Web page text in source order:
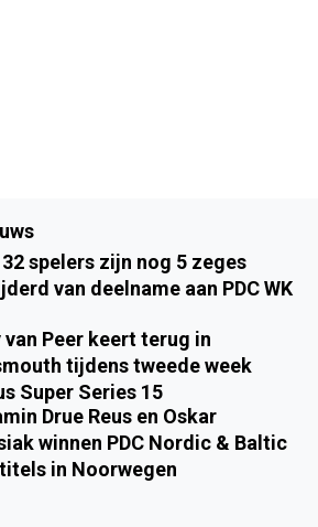
32 spelers zijn nog 5 zeges
van deelname aan PDC WK
van Peer keert terug in
tijdens tweede week
Super Series 15
Drue Reus en Oskar
winnen PDC Nordic & Baltic
in Noorwegen